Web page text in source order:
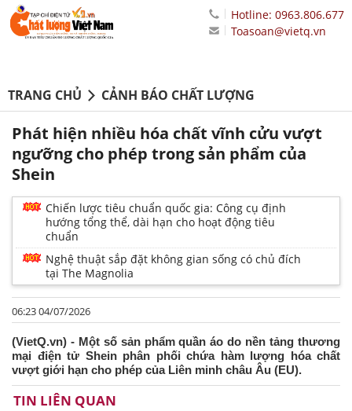
Hotline: 0963.806.677
Toasoan@vietq.vn
TRANG CHỦ CẢNH BÁO CHẤT LƯỢNG
Phát hiện nhiều hóa chất vĩnh cửu vượt
ngưỡng cho phép trong sản phẩm của
Shein
Chiến lược tiêu chuẩn quốc gia: Công cụ định
hướng tổng thể, dài hạn cho hoạt động tiêu
chuẩn
Nghệ thuật sắp đặt không gian sống có chủ đích
tại The Magnolia
06:23 04/07/2026
(VietQ.vn) - Một số sản phẩm quần áo do nền tảng thương
mại điện tử Shein phân phối chứa hàm lượng hóa chất
vượt giới hạn cho phép của Liên minh châu Âu (EU).
TIN LIÊN QUAN